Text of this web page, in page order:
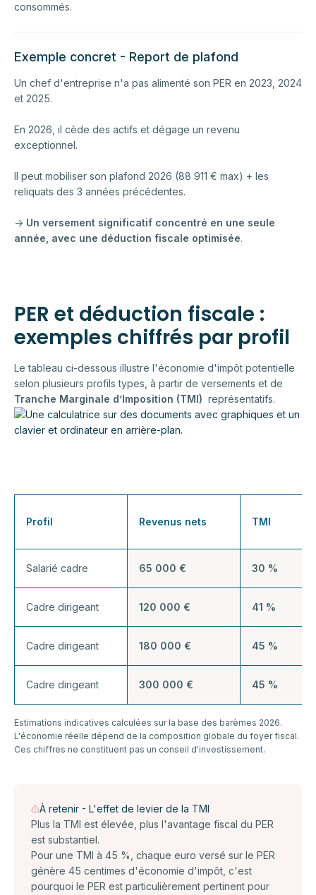
consommés.
Exemple concret - Report de plafond
Un chef d'entreprise n'a pas alimenté son PER en 2023, 2024
et 2025.
En 2026, il cède des actifs et dégage un revenu
exceptionnel.
Il peut mobiliser son plafond 2026 (88 911 € max) + les
reliquats des 3 années précédentes.
→ Un versement significatif concentré en une seule
année, avec une déduction fiscale optimisée.
PER et déduction fiscale :
exemples chiffrés par profil
Le tableau ci-dessous illustre l'économie d'impôt potentielle
selon plusieurs profils types, à partir de versements et de
Tranche Marginale d’Imposition (TMI) représentatifs.
Profil Revenus nets TMI
Salarié cadre 65 000 € 30 %
Cadre dirigeant 120 000 € 41 %
Cadre dirigeant 180 000 € 45 %
Cadre dirigeant 300 000 € 45 %
Estimations indicatives calculées sur la base des barèmes 2026.
L'économie réelle dépend de la composition globale du foyer fiscal.
Ces chiffres ne constituent pas un conseil d'investissement.
À retenir - L'effet de levier de la TMI
Plus la TMI est élevée, plus l'avantage fiscal du PER
est substantiel.
Pour une TMI à 45 %, chaque euro versé sur le PER
génère 45 centimes d'économie d'impôt, c'est
pourquoi le PER est particulièrement pertinent pour